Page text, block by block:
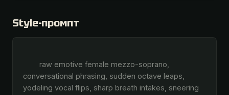
Style-промпт
conversational phrasing, sudden octave leaps,
yodeling vocal flips, sharp breath intakes, sneering